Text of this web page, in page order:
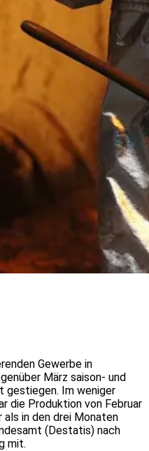
Gewerbe in
März saison- und
gestiegen. Im weniger
die Produktion von Februar
als in den drei Monaten
(Destatis) nach
mit.